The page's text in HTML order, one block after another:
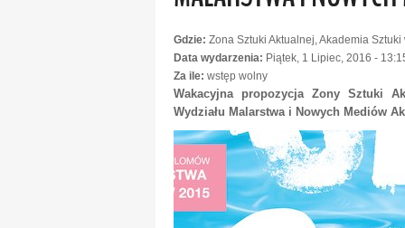
Gdzie: Zona Sztuki Aktualnej, Akademia Sztuki
Data wydarzenia: Piątek, 1 Lipiec, 2016 -
Za ile: wstęp wolny
Wakacyjna propozycja Zony Sztuki
Wydziału Malarstwa i Nowych Mediów